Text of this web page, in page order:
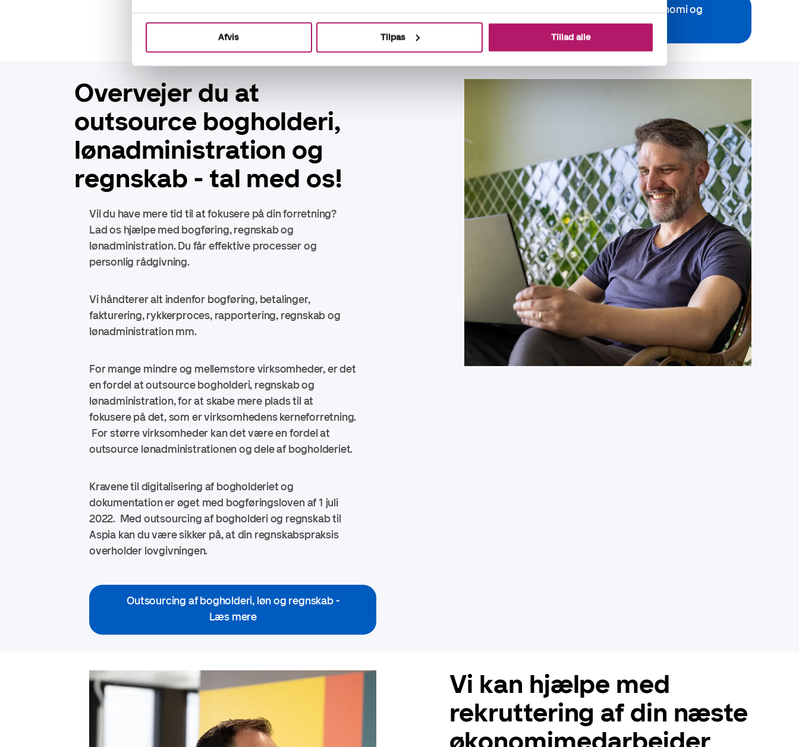
Afvis Tilpas Tillad alle
Vikarløsninger - bogholderi, økonomi og
regnskab - Læs mere
Overvejer du at
outsource bogholderi,
lønadministration og
regnskab - tal med os!
Vil du have mere tid til at fokusere på din forretning?
Lad os hjælpe med bogføring, regnskab og
lønadministration. Du får effektive processer og
personlig rådgivning.
Vi håndterer alt indenfor bogføring, betalinger,
fakturering, rykkerproces, rapportering, regnskab og
lønadministration mm.
For mange mindre og mellemstore virksomheder, er det
en fordel at outsource bogholderi, regnskab og
lønadministration, for at skabe mere plads til at
fokusere på det, som er virksomhedens kerneforretning.
For større virksomheder kan det være en fordel at
outsource lønadministrationen og dele af bogholderiet.
Kravene til digitalisering af bogholderiet og
dokumentation er øget med bogføringsloven af 1 juli
2022. Med outsourcing af bogholderi og regnskab til
Aspia kan du være sikker på, at din regnskabspraksis
overholder lovgivningen.
Outsourcing af bogholderi, løn og regnskab -
Læs mere
Vi kan hjælpe med
rekruttering af din næste